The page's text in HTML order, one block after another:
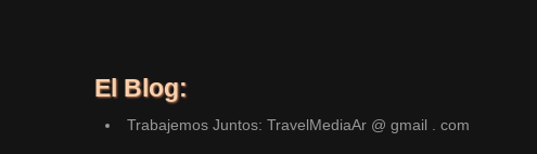
El Blog:
Trabajemos Juntos: TravelMediaAr @ gmail . com